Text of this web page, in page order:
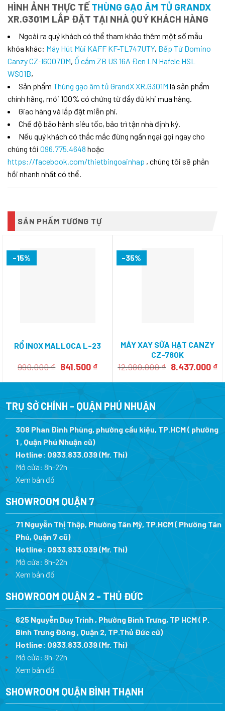
HÌNH ẢNH THỰC TẾ THÙNG GẠO ÂM TỦ GRANDX
XR.G301M LẮP ĐẶT TẠI NHÀ QUÝ KHÁCH HÀNG
Ngoài ra quý khách có thể tham khảo thêm một số mẫu
khóa khác: Máy Hút Mùi KAFF KF-TL747UTY, Bếp Từ Domino
Canzy CZ-I6007DM, Ổ cắm ZB US 16A Đen LN Hafele HSL
WS01B,
Sản phẩm Thùng gạo âm tủ GrandX XR.G301M là sản phẩm
chính hãng, mới 100% có chứng từ đầy đủ khi mua hàng.
Giao hàng và lắp đặt miễn phí.
Chế độ bảo hành siêu tốc, bảo trì tận nhà định kỳ.
Nếu quý khách có thắc mắc đừng ngần ngại gọi ngay cho
chúng tôi 096.775.4648 hoặc
https://facebook.com/thietbingoainhap , chúng tôi sẽ phản
hồi nhanh nhất có thể.
SẢN PHẨM TƯƠNG TỰ
-15%
RỔ INOX MALLOCA L-23
990.000₫ Giá
là:
841.500 ₫Giá
tại
841.500 ₫.
-35%
MÁY XAY SỮA HẠT CANZY
CZ-780K
12.980.000₫ Giá
là:
8.437.000 ₫
TRỤ SỞ CHÍNH - QUẬN PHÚ NHUẬN
308 Phan Đình Phùng, phường cầu kiệu, TP.HCM ( phường
1 , Quận Phú Nhuận cũ)
Hotline: 0933.833.039(Mr. Thi)
Mở cửa: 8h-22h
Xem bản đồ
SHOWROOM QUẬN 7
71 Nguyễn Thị Thập, Phường Tân Mỹ, TP.HCM ( Phường Tân
Phú, Quận 7 cũ)
Hotline: 0933.833.039(Mr. Thi)
Mở cửa: 8h-22h
Xem bản đồ
SHOWROOM QUẬN 2 - THỦ ĐỨC
625 Nguyễn Duy Trinh , Phường Bình Trưng, TP HCM ( P.
Bình Trưng Đông , Quận 2, TP.Thủ Đức cũ)
Hotline: 0933.833.039(Mr. Thi)
Mở cửa: 8h-22h
Xem bản đồ
SHOWROOM QUẬN BÌNH THẠNH